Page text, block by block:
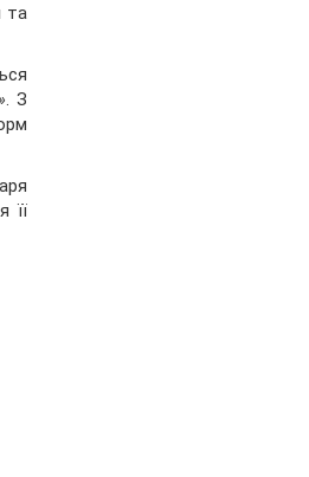
та
. З
її